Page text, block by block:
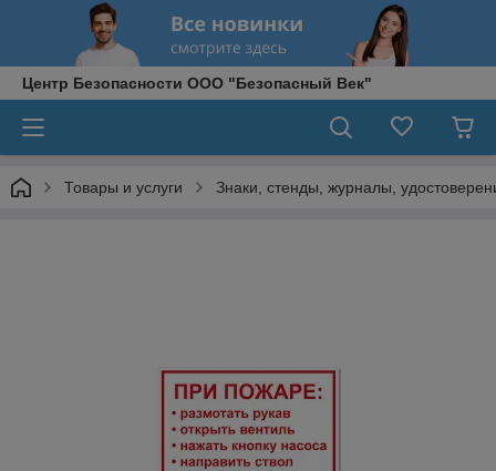
Центр Безопасности ООО "Безопасный Век"
Товары и услуги Знаки, стенды, журналы,